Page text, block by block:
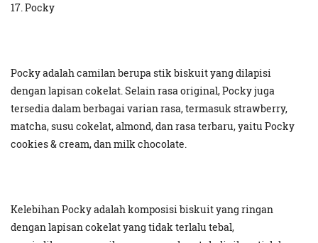
17. Pocky
Pocky adalah camilan berupa stik biskuit yang dilapisi
dengan lapisan cokelat. Selain rasa original, Pocky juga
tersedia dalam berbagai varian rasa, termasuk strawberry,
matcha, susu cokelat, almond, dan rasa terbaru, yaitu Pocky
cookies & cream, dan milk chocolate.
Kelebihan Pocky adalah komposisi biskuit yang ringan
dengan lapisan cokelat yang tidak terlalu tebal,